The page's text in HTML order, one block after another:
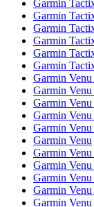
Garmin
Garmin
Garmin
Garmin
Garmin
Garmin
Garmin
Garmin Venu
Garmin Venu
Garmin
Garmin Venu
Garmin Venu
Garmin Venu
Garmin Venu
Garmin Venu
Garmin Venu
Garmin Venu